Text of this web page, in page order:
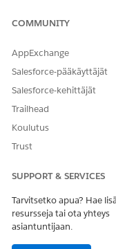
COMMUNITY
AppExchange
Salesforce-pääkäyttäjät
Salesforce-kehittäjät
Trailhead
Koulutus
Trust
SUPPORT & SERVICES
Tarvitsetko apua? Hae
resursseja tai ota yhteys
asiantuntijaan.